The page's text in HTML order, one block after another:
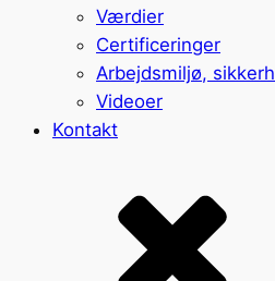
Værdier
Certificeringer
Arbejdsmiljø,
Videoer
Kontakt